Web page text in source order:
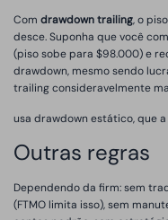
Com drawdown trailing, o
desce. Suponha que você
(piso sobe para $98.000) e
drawdown, mesmo sendo
trailing consideravelmente
usa drawdown estático, que
Outras regras
Dependendo da firm: sem
(FTMO limita isso), sem